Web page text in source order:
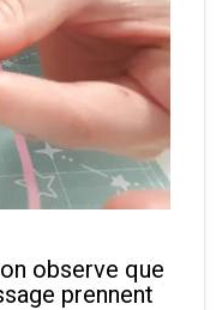
observe que
prennent